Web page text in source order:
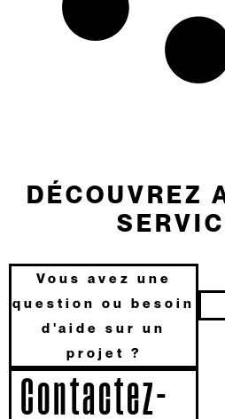
DÉCOUVREZ
Vous avez une
question ou besoin
d'aide sur un
projet ?
Contactez-